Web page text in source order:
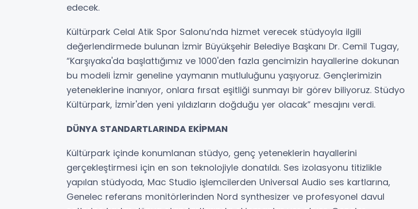
edecek.
Kültürpark Celal Atik Spor Salonu’nda hizmet verecek stüdyoyla ilgili
değerlendirmede bulunan İzmir Büyükşehir Belediye Başkanı Dr. Cemil Tugay,
“Karşıyaka'da başlattığımız ve 1000'den fazla gencimizin hayallerine dokunan
bu modeli İzmir geneline yaymanın mutluluğunu yaşıyoruz. Gençlerimizin
yeteneklerine inanıyor, onlara fırsat eşitliği sunmayı bir görev biliyoruz. Stüdyo
Kültürpark, İzmir'den yeni yıldızların doğduğu yer olacak” mesajını verdi.
DÜNYA STANDARTLARINDA EKİPMAN
Kültürpark içinde konumlanan stüdyo, genç yeteneklerin hayallerini
gerçekleştirmesi için en son teknolojiyle donatıldı. Ses izolasyonu titizlikle
yapılan stüdyoda, Mac Studio işlemcilerden Universal Audio ses kartlarına,
Genelec referans monitörlerinden Nord synthesizer ve profesyonel davul